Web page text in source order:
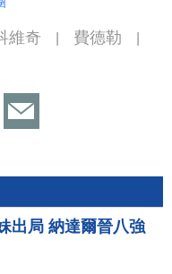
維奇 費德勒
出局 納達爾晉八強